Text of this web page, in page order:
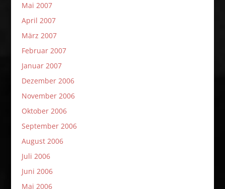
Mai 2007
April 2007
März 2007
Februar 2007
Januar 2007
Dezember 2006
November 2006
Oktober 2006
September 2006
August 2006
Juli 2006
Juni 2006
Mai 2006